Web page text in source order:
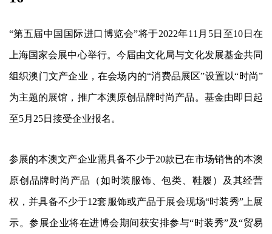
“第五届中国国际进口博览会”将于2022年11月5日至10日在
上海国家会展中心举行。今届由文化局与文化发展基金共同
组织澳门文产企业，在会场内的“消费品展区”设置以“时尚”
为主题的展馆，推广本澳原创品牌时尚产品。基金由即日起
至5月25日接受企业报名。
参展的本澳文产企业需具备不少于20款已在市场销售的本澳
原创品牌时尚产品（如时装服饰、包类、鞋履）及其经营
权，并具备不少于12套服饰或产品于展会现场“时装秀”上展
示。参展企业将在进博会期间获安排参与“时装秀”及“贸易